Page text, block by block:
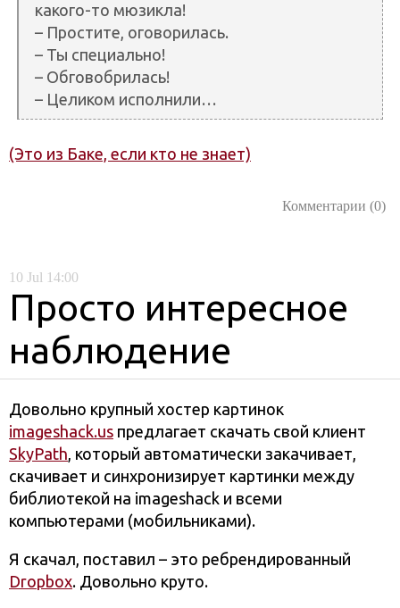
какого-то мюзикла!
– Простите, оговорилась.
– Ты специально!
– Обговобрилась!
– Целиком исполнили…
(Это из Баке, если кто не знает)
Комментарии (0)
10 Jul 14:00
Просто интересное
наблюдение
Довольно крупный хостер картинок
imageshack.us предлагает скачать свой клиент
SkyPath , который автоматически закачивает,
скачивает и синхронизирует картинки между
библиотекой на imageshack и всеми
компьютерами (мобильниками).
Я скачал, поставил – это ребрендированный
Dropbox. Довольно круто.